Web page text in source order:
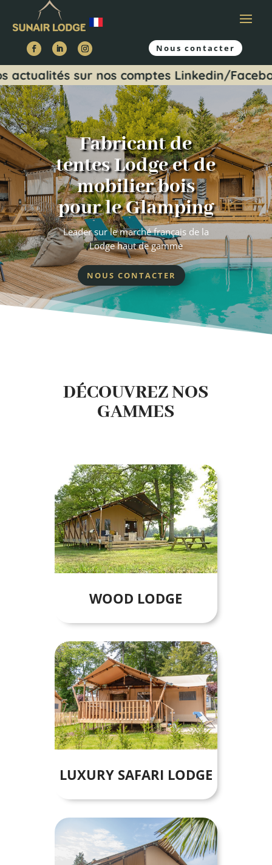
Nous contacter
sur nos comptes Linkedin/Facebook et
Fabricant de
tentes Lodge et de
mobilier bois
pour le Glamping
Leader sur le marché français de la
Lodge haut de gamme
NOUS CONTACTER
DÉCOUVREZ NOS
GAMMES
WOOD LODGE
LUXURY SAFARI LODGE